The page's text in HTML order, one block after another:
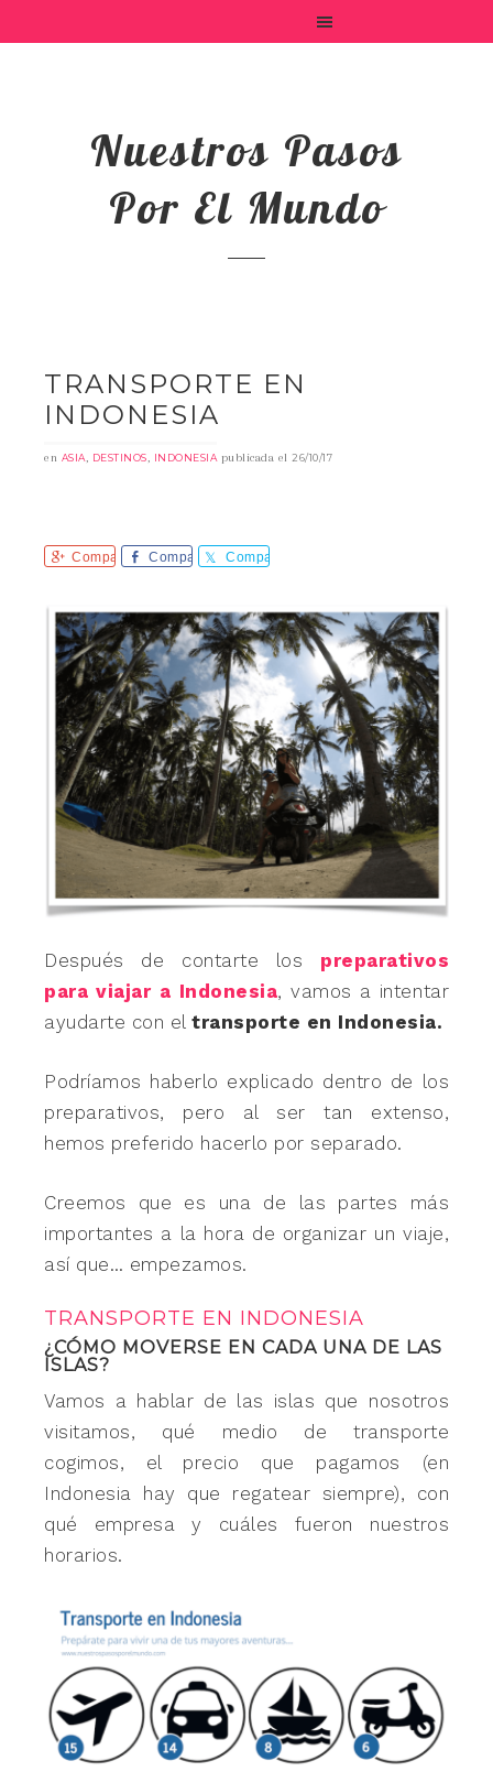
Nuestros Pasos
Por El Mundo
TRANSPORTE EN
INDONESIA
en ASIA, DESTINOS, INDONESIApublicada el 26/10/17
Comparte Comparte Comparte
Después de contarte los preparativos
para viajar a Indonesia, vamos a intentar
ayudarte con el transporte en Indonesia.
Podríamos haberlo explicado dentro de los
preparativos, pero al ser tan extenso,
hemos preferido hacerlo por separado.
Creemos que es una de las partes más
importantes a la hora de organizar un viaje,
así que… empezamos.
TRANSPORTE EN INDONESIA
¿CÓMO MOVERSE EN CADA UNA DE LAS
ISLAS?
Vamos a hablar de las islas que nosotros
visitamos, qué medio de transporte
cogimos, el precio que pagamos (en
Indonesia hay que regatear siempre), con
qué empresa y cuáles fueron nuestros
horarios.